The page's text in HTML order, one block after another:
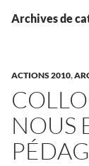
Archives de
ACTIONS 2010,
NOUS